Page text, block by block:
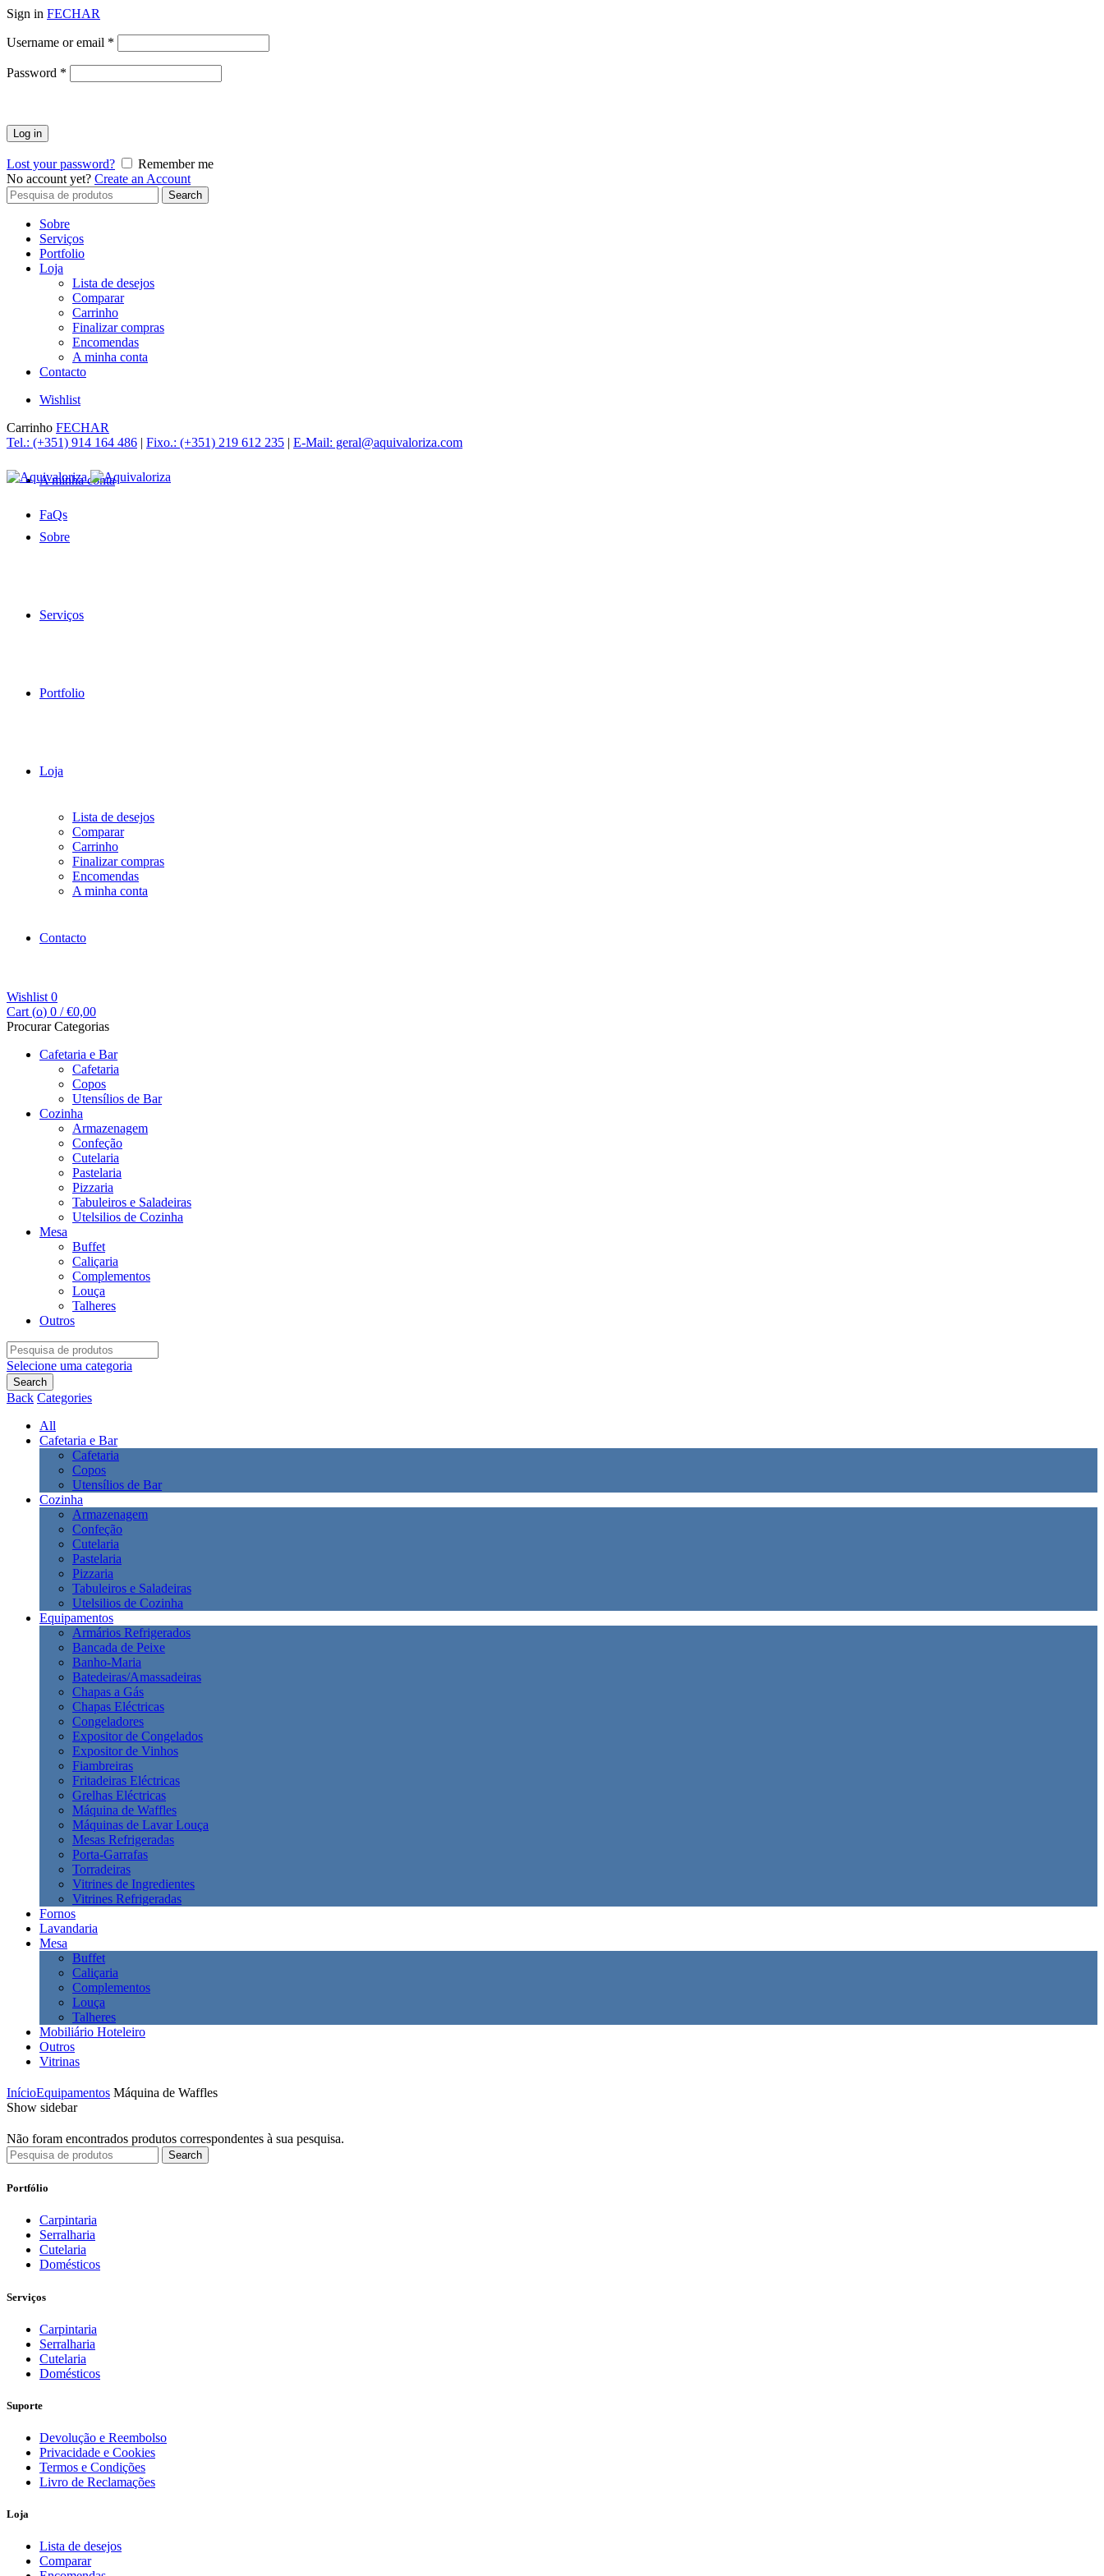
Sign in FECHAR
Username or email *
Password *
Log in
Lost your password?
Remember me
No account yet? Create an Account
Search
for:
Search
Sobre
Serviços
Portfolio
Loja
Lista de desejos
Comparar
Carrinho
Finalizar compras
Encomendas
A minha conta
Contacto
Wishlist
Carrinho FECHAR
Tel.: (+351) 914 164 486 | Fixo.: (+351) 219 612 235 | E-Mail: geral@aquivaloriza.com
A minha conta
FaQs
Sobre
Serviços
Portfolio
Loja
Lista de desejos
Comparar
Carrinho
Finalizar compras
Encomendas
A minha conta
Contacto
Wishlist 0
Cart (o) 0 / €0,00
Procurar Categorias
Cafetaria e Bar
Cafetaria
Copos
Utensílios de Bar
Cozinha
Armazenagem
Confeção
Cutelaria
Pastelaria
Pizzaria
Tabuleiros e Saladeiras
Utelsilios de Cozinha
Mesa
Buffet
Caliçaria
Complementos
Louça
Talheres
Outros
Search
for:
Selecione uma categoria
Search
Back Categories
All
Cafetaria e Bar
Cafetaria
Copos
Utensílios de Bar
Cozinha
Armazenagem
Confeção
Cutelaria
Pastelaria
Pizzaria
Tabuleiros e Saladeiras
Utelsilios de Cozinha
Equipamentos
Armários Refrigerados
Bancada de Peixe
Banho-Maria
Batedeiras/Amassadeiras
Chapas a Gás
Chapas Eléctricas
Congeladores
Expositor de Congelados
Expositor de Vinhos
Fiambreiras
Fritadeiras Eléctricas
Grelhas Eléctricas
Máquina de Waffles
Máquinas de Lavar Louça
Mesas Refrigeradas
Porta-Garrafas
Torradeiras
Vitrines de Ingredientes
Vitrines Refrigeradas
Fornos
Lavandaria
Mesa
Buffet
Caliçaria
Complementos
Louça
Talheres
Mobiliário Hoteleiro
Outros
Vitrinas
InícioEquipamentos Máquina de Waffles
Show sidebar
Não foram encontrados produtos correspondentes à sua pesquisa.
Search
for:
Search
Portfólio
Carpintaria
Serralharia
Cutelaria
Domésticos
Serviços
Carpintaria
Serralharia
Cutelaria
Domésticos
Suporte
Devolução e Reembolso
Privacidade e Cookies
Termos e Condições
Livro de Reclamações
Loja
Lista de desejos
Comparar